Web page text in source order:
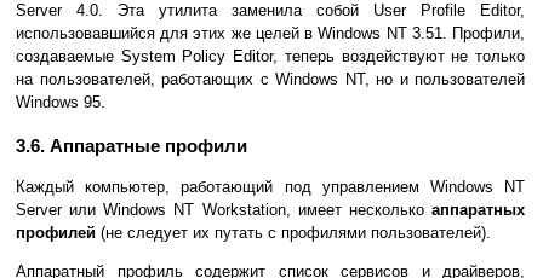
Server 4.0. Эта утилита заменила собой User Profile Editor,
использовавшийся для этих же целей в Windows NT 3.51. Профили,
создаваемые System Policy Editor, теперь воздействуют не только
на пользователей, работающих с Windows NT, но и пользователей
Windows 95.
3.6. Аппаратные профили
Каждый компьютер, работающий под управлением Windows NT
Server или Windows NT Workstation, имеет несколько аппаратных
профилей (не следует их путать с профилями пользователей).
Аппаратный профиль содержит список сервисов и драйверов,